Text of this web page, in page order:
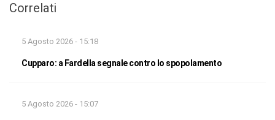
Correlati
5 Agosto 2026 - 15:18
Cupparo: a Fardella segnale contro lo spopolamento
5 Agosto 2026 - 15:07